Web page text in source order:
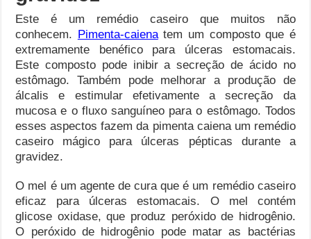
Este é um remédio caseiro que muitos não
conhecem.
Pimenta-caienatem um composto que é
extremamente benéfico para úlceras estomacais.
Este composto pode inibir a secreção de ácido no
estômago. Também pode melhorar a produção de
álcalis e estimular efetivamente a secreção da
mucosa e o fluxo sanguíneo para o estômago. Todos
esses aspectos fazem da pimenta caiena um remédio
caseiro mágico para úlceras pépticas durante a
gravidez.
O mel é um agente de cura que é um remédio caseiro
eficaz para úlceras estomacais. O mel contém
glicose oxidase, que produz peróxido de hidrogênio.
O peróxido de hidrogênio pode matar as bactérias